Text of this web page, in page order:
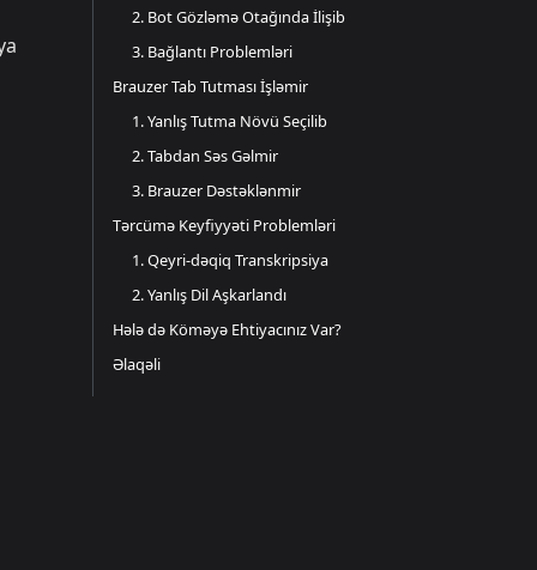
2. Bot Gözləmə Otağında İlişib
3. Bağlantı Problemləri
Brauzer Tab Tutması İşləmir
1. Yanlış Tutma Növü Seçilib
2. Tabdan Səs Gəlmir
3. Brauzer Dəstəklənmir
Tərcümə Keyfiyyəti Problemləri
1. Qeyri-dəqiq Transkripsiya
2. Yanlış Dil Aşkarlandı
Hələ də Köməyə Ehtiyacınız Var?
Əlaqəli